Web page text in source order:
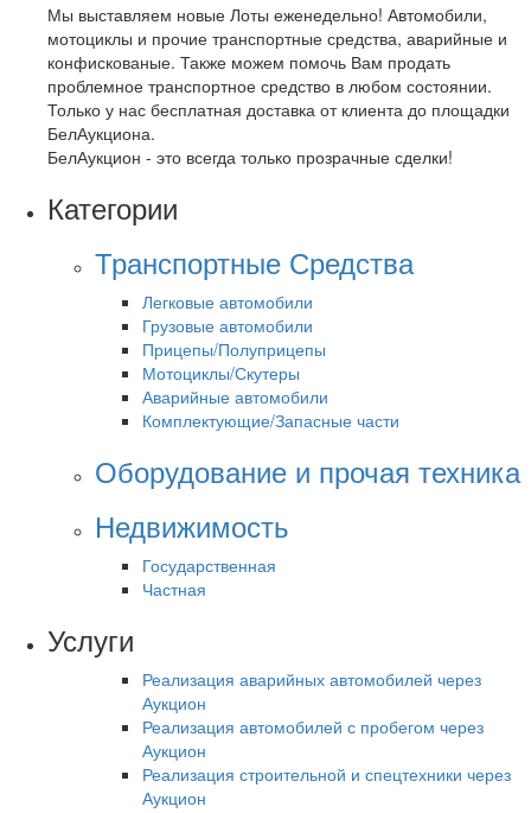
Мы выставляем новые Лоты еженедельно! Автомобили,
мотоциклы и прочие транспортные средства, аварийные и
конфискованые. Также можем помочь Вам продать
проблемное транспортное средство в любом состоянии.
Только у нас бесплатная доставка от клиента до площадки
БелАукциона.
БелАукцион - это всегда только прозрачные сделки!
Категории
Транспортные Средства
Легковые автомобили
Грузовые автомобили
Прицепы/Полуприцепы
Мотоциклы/Скутеры
Аварийные автомобили
Комплектующие/Запасные части
Оборудование и прочая техника
Недвижимость
Государственная
Частная
Услуги
Реализация аварийных автомобилей через
Аукцион
Реализация автомобилей с пробегом через
Аукцион
Реализация строительной и спецтехники через
Аукцион